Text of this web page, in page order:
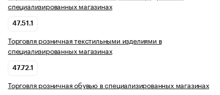
специализированных магазинах
47.51.1
Торговля розничная текстильными изделиями в
специализированных магазинах
47.72.1
Торговля розничная обувью в специализированных магазинах